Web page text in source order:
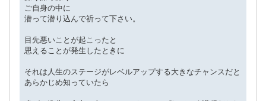
ご自身の中に
潜って潜り込んで祈って下さい。
目先悪いことが起こったと
思えることが発生したときに
それは人生のステージがレベルアップする大きなチャンスだと
あらかじめ知っていたら